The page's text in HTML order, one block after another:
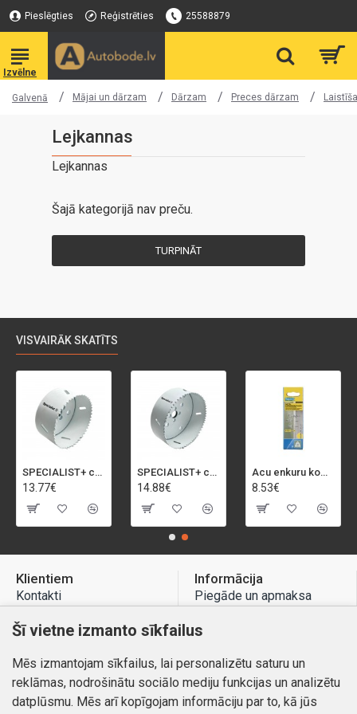
Pieslēgties Reģistrēties 25588879
Galvenā Mājai un dārzam Dārzam Preces dārzam
Lejkannas
Lejkannas
Šajā kategorijā nav preču.
TURPINĀT
VISVAIRĀK SKATĪTS
SPECIALIST+ caurumu zāģis BI-METAL, 92 mm
13.77€
SPECIALIST+ caurumu zāģis BI-METAL, 98 mm
14.88€
Acu enkuru komplekts, 3-13 mm, Rapid, 12 gab.
8.53€
Klientiem
Kontakti
Preču atgriešana
Mans profils
Pasūtījumi
Informācija
Piegāde un apmaksa
Atteikuma tiesības
Kontakti
Šī vietne izmanto sīkfailus
Mēs izmantojam sīkfailus, lai personalizētu saturu un
reklāmas, nodrošinātu sociālo mediju funkcijas un analizētu
datplūsmu. Mēs arī kopīgojam informāciju par to, kā jūs